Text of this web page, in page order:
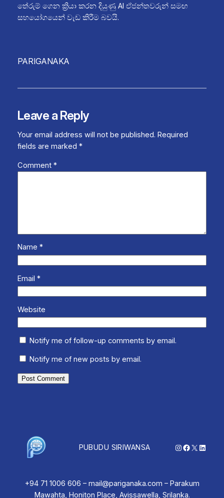
තේරුම් ගෙන ක්‍රියා කරන දියුණු AI ඒජන්තවරුන් සමඟ
සහයෝගයෙන් වැඩ කිරීම බවයි.
PARIGANAKA
Leave a Reply
Your email address will not be published. Required
fields are marked *
Comment *
Name *
Email *
Website
Notify me of follow-up comments by email.
Notify me of new posts by email.
PUBUDU SIRIWANSA Instagram
Facebook
X
+94 71 1006 606 – mail@pariganaka.com – Parakum
Mawahta, Honiton Place, Avissawella, Srilanka.